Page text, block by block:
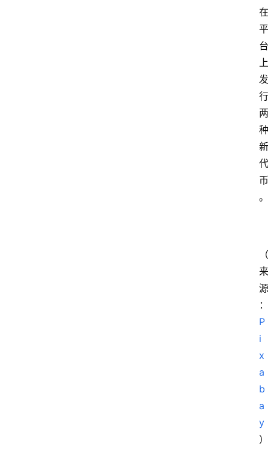
在
平
台
上
发
行
两
种
新
代
币
。
（
来
源
：
P
i
x
a
b
a
y
）